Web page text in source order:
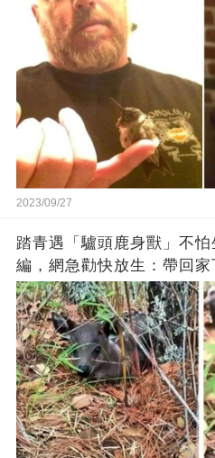
2023/09/27
踏青遇「驢頭鹿身獸」不
編，網急勸快放生：帶回家